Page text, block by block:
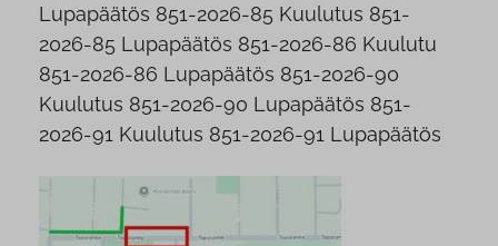
Lupapäätös 851-2026-85 Kuulutus 851-
2026-85 Lupapäätös 851-2026-86 Kuulutu
851-2026-86 Lupapäätös 851-2026-90
Kuulutus 851-2026-90 Lupapäätös 851-
2026-91 Kuulutus 851-2026-91 Lupapäätös